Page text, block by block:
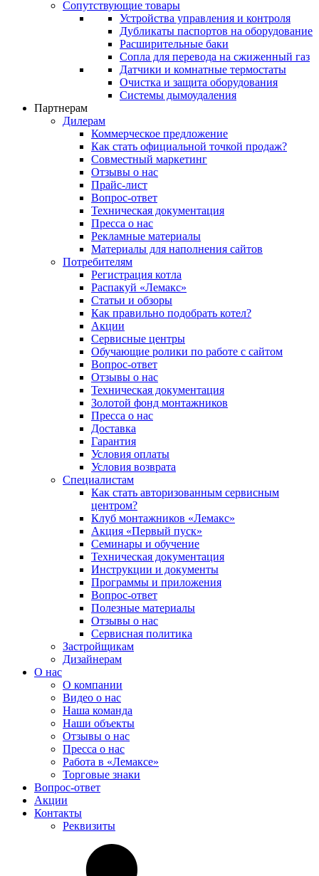
Сопутствующие товары
Устройства управления и контроля
Дубликаты паспортов на оборудование
Расширительные баки
Сопла для перевода на сжиженный газ
Датчики и комнатные термостаты
Очистка и защита оборудования
Системы дымоудаления
Партнерам
Дилерам
Коммерческое предложение
Как стать официальной точкой продаж?
Совместный маркетинг
Отзывы о нас
Прайс-лист
Вопрос-ответ
Техническая документация
Пресса о нас
Рекламные материалы
Материалы для наполнения сайтов
Потребителям
Регистрация котла
Распакуй «Лемакс»
Статьи и обзоры
Как правильно подобрать котел?
Акции
Сервисные центры
Обучающие ролики по работе с сайтом
Вопрос-ответ
Отзывы о нас
Техническая документация
Золотой фонд монтажников
Пресса о нас
Доставка
Гарантия
Условия оплаты
Условия возврата
Специалистам
Как стать авторизованным сервисным
центром?
Клуб монтажников «Лемакс»
Акция «Первый пуск»
Семинары и обучение
Техническая документация
Инструкции и документы
Программы и приложения
Вопрос-ответ
Полезные материалы
Отзывы о нас
Сервисная политика
Застройщикам
Дизайнерам
О нас
О компании
Видео о нас
Наша команда
Наши объекты
Отзывы о нас
Пресса о нас
Работа в «Лемаксе»
Торговые знаки
Вопрос-ответ
Акции
Контакты
Реквизиты